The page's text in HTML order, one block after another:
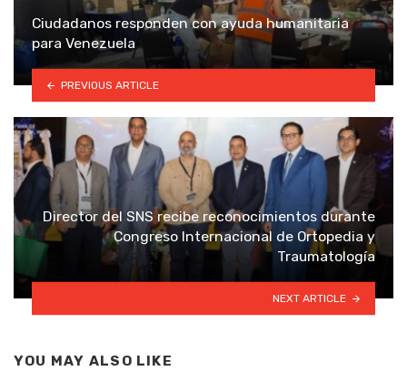
Ciudadanos responden con ayuda humanitaria
para Venezuela
PREVIOUS ARTICLE
Director del SNS recibe reconocimientos durante
Congreso Internacional de Ortopedia y
Traumatología
NEXT ARTICLE
YOU MAY ALSO LIKE